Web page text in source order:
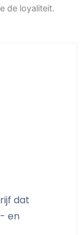
de loyaliteit.
dat
en